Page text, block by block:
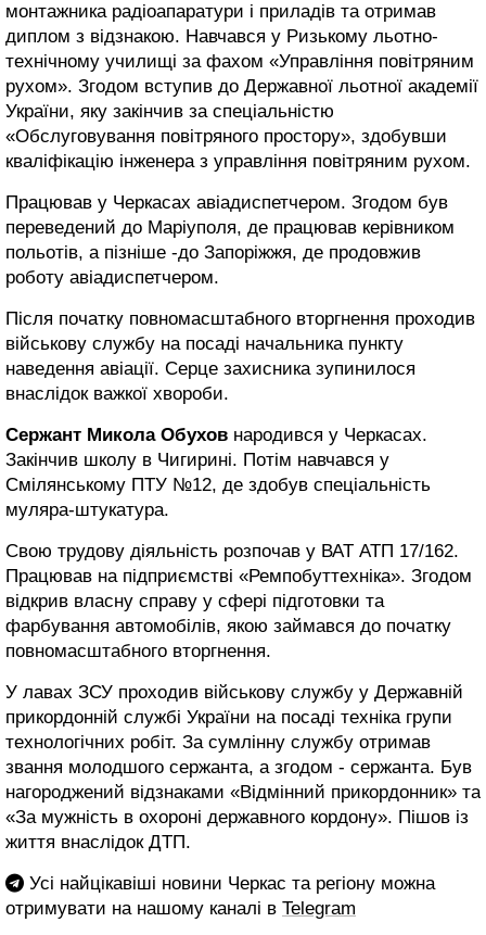
монтажника радіоапаратури і приладів та отримав
диплом з відзнакою. Навчався у Ризькому льотно-
технічному училищі за фахом «Управління повітряним
рухом». Згодом вступив до Державної льотної академії
України, яку закінчив за спеціальністю
«Обслуговування повітряного простору», здобувши
кваліфікацію інженера з управління повітряним рухом.
Працював у Черкасах авіадиспетчером. Згодом був
переведений до Маріуполя, де працював керівником
польотів, а пізніше -до Запоріжжя, де продовжив
роботу авіадиспетчером.
Після початку повномасштабного вторгнення проходив
військову службу на посаді начальника пункту
наведення авіації. Серце захисника зупинилося
внаслідок важкої хвороби.
Сержант Микола Обухов народився у Черкасах.
Закінчив школу в Чигирині. Потім навчався у
Смілянському ПТУ №12, де здобув спеціальність
муляра-штукатура.
Свою трудову діяльність розпочав у ВАТ АТП 17/162.
Працював на підприємстві «Ремпобуттехніка». Згодом
відкрив власну справу у сфері підготовки та
фарбування автомобілів, якою займався до початку
повномасштабного вторгнення.
У лавах ЗСУ проходив військову службу у Державній
прикордонній службі України на посаді техніка групи
технологічних робіт. За сумлінну службу отримав
звання молодшого сержанта, а згодом - сержанта. Був
нагороджений відзнаками «Відмінний прикордонник» та
«За мужність в охороні державного кордону». Пішов із
життя внаслідок ДТП.
Усі найцікавіші новини Черкас та регіону можна
отримувати на нашому каналі в Telegram